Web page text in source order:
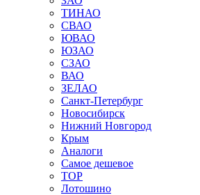
ТИНАО
СВАО
ЮВАО
ЮЗАО
СЗАО
ВАО
ЗЕЛАО
Санкт-Петербург
Новосибирск
Нижний Новгород
Крым
Аналоги
Самое дешевое
TOP
Лотошино